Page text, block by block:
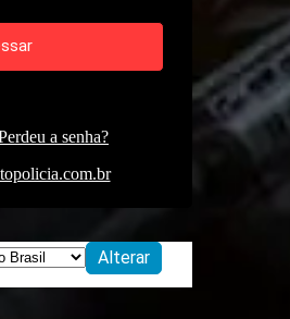
a senha?